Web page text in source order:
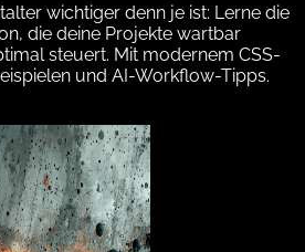
wichtiger denn je ist: Lerne die
die deine Projekte wartbar
steuert. Mit modernem CSS-
und AI-Workflow-Tipps.